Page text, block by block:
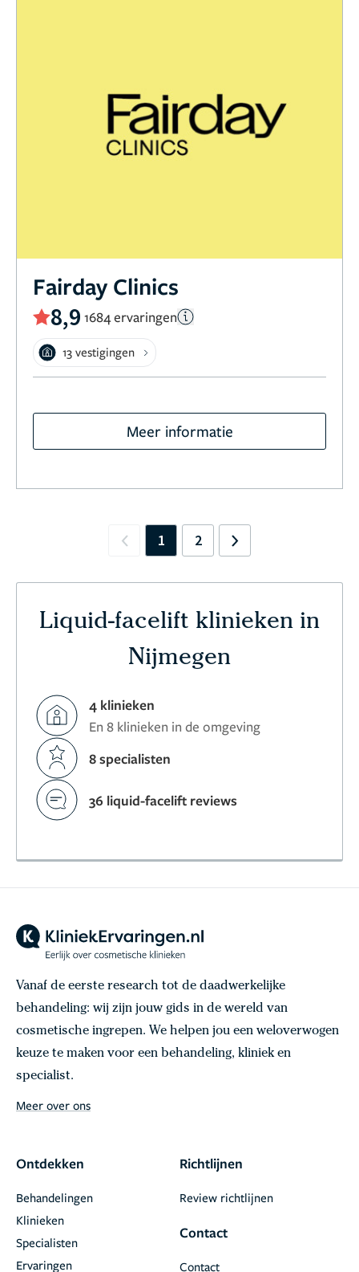
Fairday Clinics
8,9 1684 ervaringen
13 vestigingen
Meer informatie
Previous
1 2 Next
Liquid-facelift klinieken in
Nijmegen
4 klinieken
En 8 klinieken in de omgeving
8 specialisten
36 liquid-facelift reviews
Vanaf de eerste research tot de daadwerkelijke
behandeling: wij zijn jouw gids in de wereld van
cosmetische ingrepen. We helpen jou een weloverwogen
keuze te maken voor een behandeling, kliniek en
specialist.
Meer over ons
Ontdekken
Behandelingen
Klinieken
Specialisten
Ervaringen
Richtlijnen
Review richtlijnen
Contact
Contact